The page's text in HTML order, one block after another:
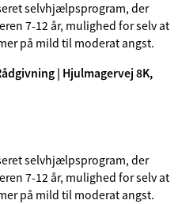
selvhjælpsprogram, der
7-12 år, mulighed for selv at
på mild til moderat angst.
| Hjulmagervej 8K,
selvhjælpsprogram, der
7-12 år, mulighed for selv at
på mild til moderat angst.